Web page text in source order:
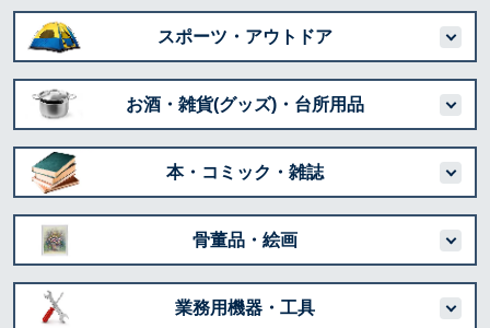
スポーツ・アウトドア
お酒・雑貨(グッズ)・台所用品
本・コミック・雑誌
骨董品・絵画
業務用機器・工具